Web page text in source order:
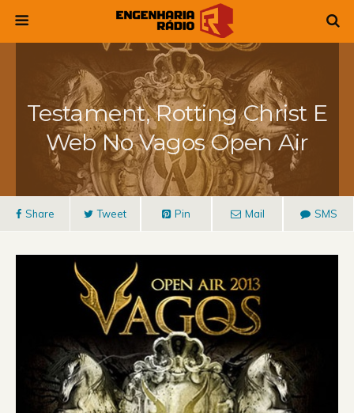
Testament, Rotting Christ E
Web No Vagos Open Air
Share Tweet Pin Mail SMS